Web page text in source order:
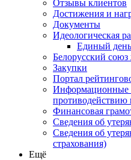
Отзывы клиентов
Достижения и
Документы
Идеологическая
Единый
Белорусский
Закупки
Портал
Информационные
противодействию
Финансовая
Сведения об
Сведения об
страхования)
Ещё